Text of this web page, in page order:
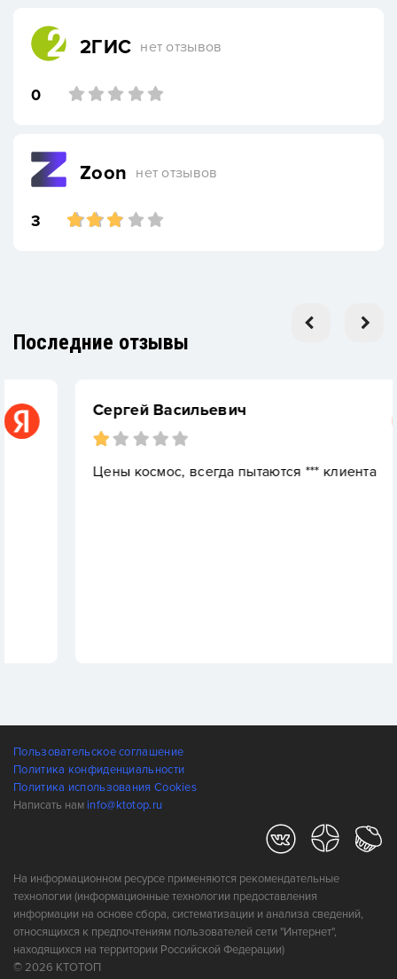
2ГИС нет отзывов
0
Zoon нет отзывов
3
Последние отзывы
Сергей Васильевич
Цены космос, всегда пытаются *** клиента
Пользовательское соглашение
Политика конфиденциальности
Политика использования Cookies
Написать нам info@ktotop.ru
На информационном ресурсе применяются рекомендательные
технологии (информационные технологии предоставления
информации на основе сбора, систематизации и анализа сведений,
относящихся к предпочтениям пользователей сети "Интернет",
находящихся на территории Российской Федерации)
© 2026 КТОТОП